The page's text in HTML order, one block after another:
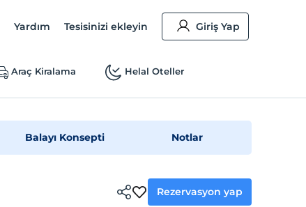
Yardım Tesisinizi ekleyin Giriş Yap
Araç Kiralama Helal Oteller
Balayı Konsepti Notlar
Rezervasyon yap